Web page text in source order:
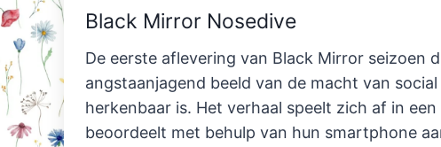
Black Mirror Nosedive
De eerste aflevering van Black Mirror seizoen
angstaanjagend beeld van de macht van
herkenbaar is. Het verhaal speelt zich af in
beoordeelt met behulp van hun smartphone